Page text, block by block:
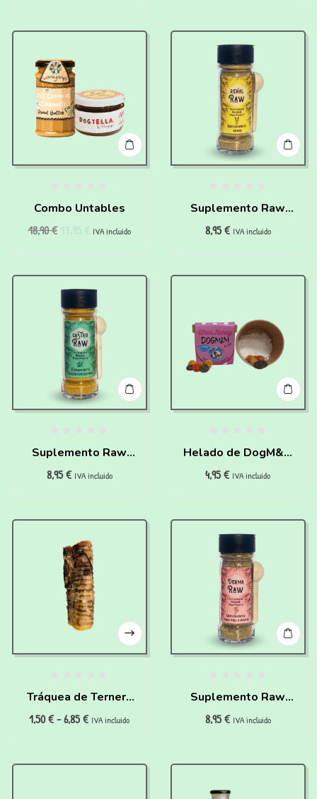
Combo Untables
18,90€ IVA incluido
Suplemento Raw
Renal para perros
8,95€ IVA incluido
Suplemento Raw
Gastro para perros
8,95€ IVA incluido
Helado de DogM&M
para perros y gatos
4,95€ IVA incluido
Tráquea de Ternera
para perros y gatos
1,50€-6,85€ IVA incluido
Suplemento Raw
Derma para perros
8,95€ IVA incluido